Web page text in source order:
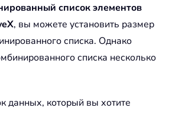
список элементов
, вы можете установить размер
списка. Однако
списка несколько
данных, который вы хотите